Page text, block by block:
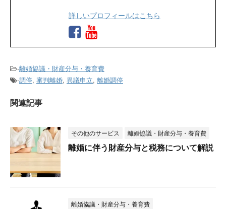
詳しいプロフィールはこちら
-離婚協議・財産分与・養育費
-調停, 審判離婚, 異議申立, 離婚調停
関連記事
その他のサービス 離婚協議・財産分与・養育費
離婚に伴う財産分与と税務について解説
離婚協議・財産分与・養育費